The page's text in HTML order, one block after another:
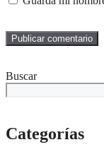
Buscar
Categorías